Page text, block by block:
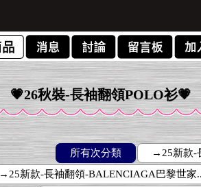
💗26秋裝-長袖翻領POLO衫💗
所有次分類 →25新款-
→25新款-長袖翻領-BALENCIAGA巴黎世家